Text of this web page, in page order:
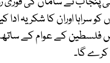
سراہا اوران کا شکریہ
فلسطین کے عوام کے ساتھ
گا۔